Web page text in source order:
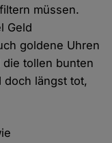
müssen.
Geld
goldene Uhren
tollen bunten
doch längst tot,